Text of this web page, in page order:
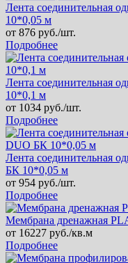
Лента соединительная
10*0,05 м
от 876 руб./шт.
Подробнее
Лента соединительная
10*0,1 м
от 1034 руб./шт.
Подробнее
Лента соединительная
БК 10*0,05 м
от 954 руб./шт.
Подробнее
Мембрана дренажная
от 16227 руб./кв.м
Подробнее